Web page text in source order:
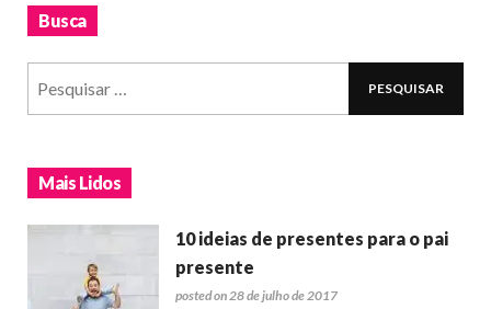
Busca
Mais Lidos
10 ideias de presentes para o pai
presente
posted on 28 de julho de 2017